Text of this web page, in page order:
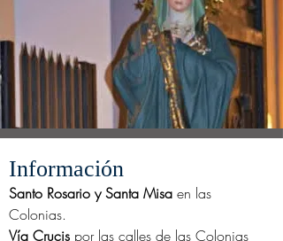
Información
Santo Rosario y Santa Misa en las
Colonias.
Vía Crucis por las calles de las Colonias